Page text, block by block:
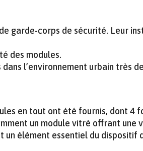
garde-corps de sécurité. Leur
des modules.
l’environnement urbain très
en tout ont été fournis, dont 4
un module vitré offrant une
un élément essentiel du dispositif